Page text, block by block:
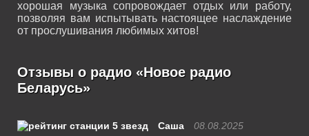
хорошая музыка сопровождает отдых или работу,
позволяя вам испытывать настоящее наслаждение
от прослушивания любимых хитов!
Отзывы о радио «Новое радио
Беларусь»
Саша
08.08.2025